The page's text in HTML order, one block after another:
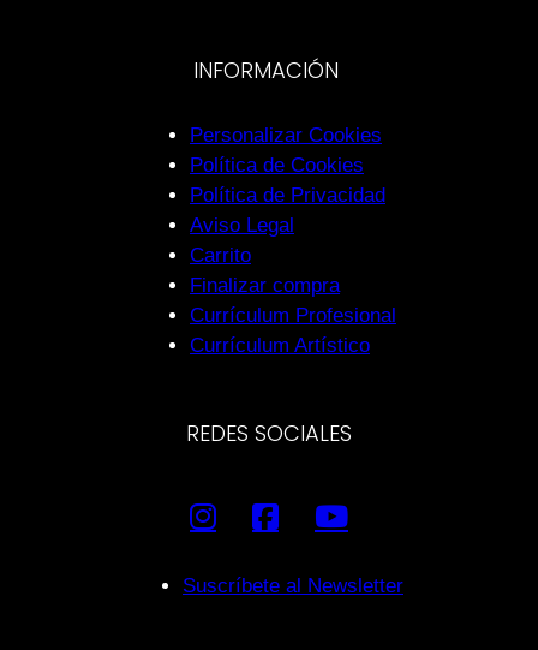
INFORMACIÓN
Personalizar Cookies
Política de Cookies
Política de Privacidad
Aviso Legal
Carrito
Finalizar compra
Currículum Profesional
Currículum Artístico
REDES SOCIALES
Suscríbete al Newsletter